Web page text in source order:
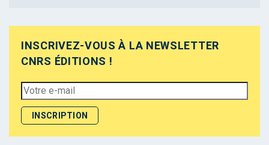
INSCRIVEZ-VOUS À LA NEWSLETTER
CNRS ÉDITIONS !